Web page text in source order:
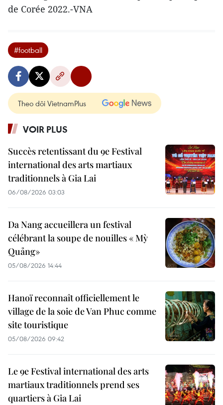
de Corée 2022.-VNA
#football
Theo dõi VietnamPlus
VOIR PLUS
Succès retentissant du 9e Festival
international des arts martiaux
traditionnels à Gia Lai
06/08/2026 03:03
Da Nang accueillera un festival
célébrant la soupe de nouilles « Mỳ
Quảng»
05/08/2026 14:44
Hanoï reconnaît officiellement le
village de la soie de Van Phuc comme
site touristique
05/08/2026 09:42
Le 9e Festival international des arts
martiaux traditionnels prend ses
quartiers à Gia Lai